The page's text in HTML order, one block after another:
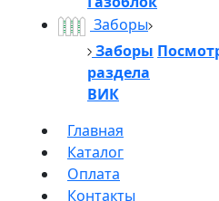
Заборы
Заборы
раздела
ВИК
Главная
Каталог
Оплата
Контакты